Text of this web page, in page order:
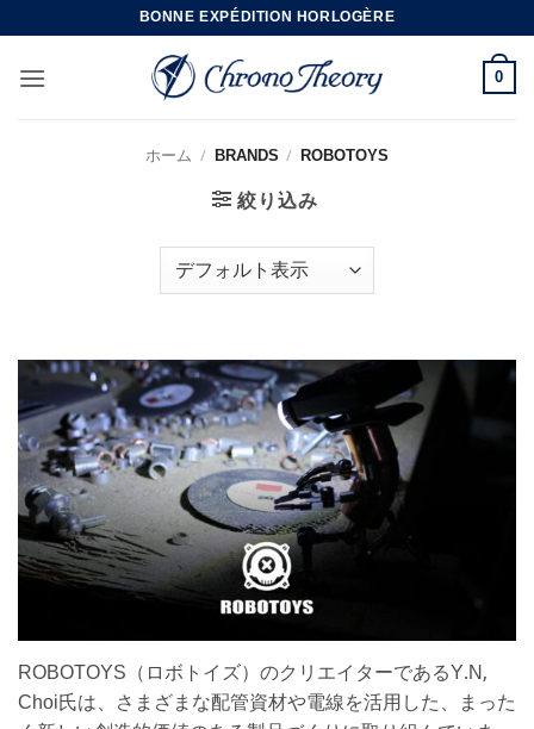
to
content
BONNE EXPÉDITION HORLOGÈRE
0
ホーム / BRANDS / ROBOTOYS
絞り込み
ROBOTOYS（ロボトイズ）のクリエイターであるY.N,
Choi氏は、さまざまな配管資材や電線を活用した、まった